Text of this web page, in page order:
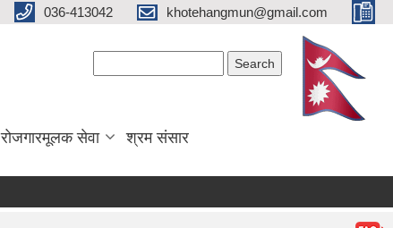
036-413042 khotehangmun@gmail.com
रोजगारमूलक सेवा श्रम संसार